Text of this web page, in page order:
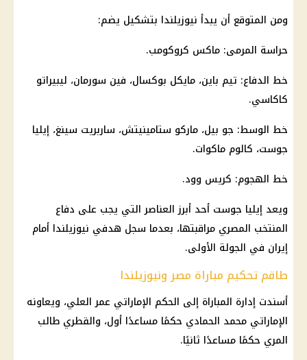
ومن المتوقع أن يبدأ نيوزيلندا بتشكيل يضم:
حراسة المرمى: ماكس كروكومب.
خط الدفاع: تيم باين، مايكل بوكسال، فين سورمان، ليبيراتو
كاكاسي.
خط الوسط: جو بيل، ماركو ستامينيتش، ساربريت سينغ، إيليا
جوست، كالوم ماكوات.
خط الهجوم: كريس وود.
ويعد إيليا جوست أحد أبرز العناصر التي يجب على دفاع
المنتخب المصري مراقبتها، بعدما سجل هدفي نيوزيلندا أمام
إيران في الجولة الأولى.
طاقم تحكيم مباراة مصر ونيوزيلندا
أسندت إدارة المباراة إلى الحكم الإماراتي عمر العلي، ويعاونه
الإماراتي محمد الحمادي حكمًا مساعدًا أول، والقطري طالب
المري حكمًا مساعدًا ثانيًا.